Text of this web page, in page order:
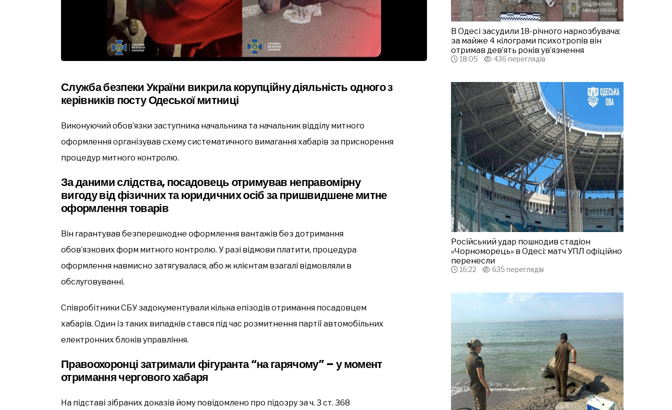
Служба безпеки України викрила корупційну діяльність одного з
керівників посту Одеської митниці
Виконуючий обов’язки заступника начальника та начальник відділу митного
оформлення організував схему систематичного вимагання хабарів за прискорення
процедур митного контролю.
За даними слідства, посадовець отримував неправомірну
вигоду від фізичних та юридичних осіб за пришвидшене митне
оформлення товарів
Він гарантував безперешкодне оформлення вантажів без дотримання
обов’язкових форм митного контролю. У разі відмови платити, процедура
оформлення навмисно затягувалася, або ж клієнтам взагалі відмовляли в
обслуговуванні.
Співробітники СБУ задокументували кілька епізодів отримання посадовцем
хабарів. Один із таких випадків стався під час розмитнення партії автомобільних
електронних блоків управління.
Правоохоронці затримали фігуранта “на гарячому” – у момент
отримання чергового хабаря
На підставі зібраних доказів йому повідомлено про підозру за ч. 3 ст. 368
В Одесі засудили 18-річного наркозбувача:
за майже 4 кілограми психотропів він
отримав дев’ять років ув’язнення
18:05 436 переглядів
Російський удар пошкодив стадіон
«Чорноморець» в Одесі: матч УПЛ офіційно
перенесли
16:22 635 переглядів